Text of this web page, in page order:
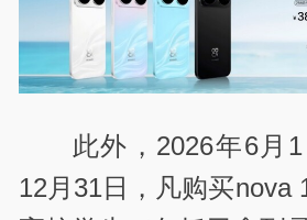
此外，2026年6月
12月31日，凡购买nova